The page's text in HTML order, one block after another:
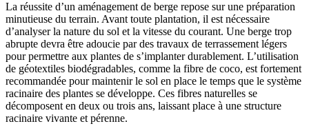
La réussite d’un aménagement de berge repose sur une préparation
minutieuse du terrain. Avant toute plantation, il est nécessaire
d’analyser la nature du sol et la vitesse du courant. Une berge trop
abrupte devra être adoucie par des travaux de terrassement légers
pour permettre aux plantes de s’implanter durablement. L’utilisation
de géotextiles biodégradables, comme la fibre de coco, est fortement
recommandée pour maintenir le sol en place le temps que le système
racinaire des plantes se développe. Ces fibres naturelles se
décomposent en deux ou trois ans, laissant place à une structure
racinaire vivante et pérenne.